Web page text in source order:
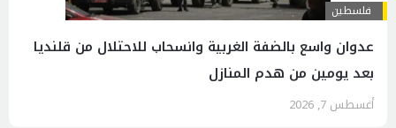
فلسطين
عدوان واسع بالضفة الغربية وانسحاب للاحتلال من قلنديا
بعد يومين من هدم المنازل
أغسطس 7, 2026